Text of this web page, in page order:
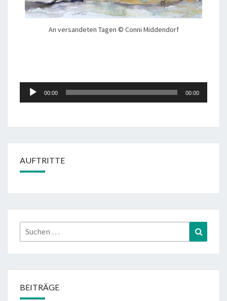
An versandeten Tagen © Conni Middendorf
Audio-
Player
00:00 00:00
AUFTRITTE
Suchen
nach:
BEITRÄGE